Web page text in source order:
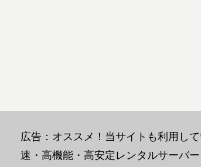
広告：オススメ！当サイトも利用し
速・高機能・高安定レンタルサーバ